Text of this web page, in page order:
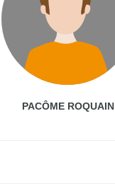
PACÔME ROQUAIN